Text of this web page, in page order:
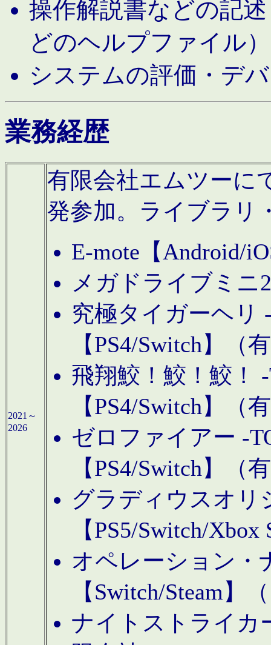
操作解説書などの記
どのヘルプファイル）
システムの評価・デ
業務経歴
2021～
2026
有限会社エムツーに
発参加。ライブラリ
E-mote【Android/
メガドライブミニ
究極タイガーヘリ
【PS4/Switch】（
飛翔鮫！鮫！鮫！
【PS4/Switch】（
ゼロファイアー -
【PS4/Switch】（
グラディウスオリ
【PS5/Switch/
オペレーション・
【Switch/Steam】
ナイトストライカ